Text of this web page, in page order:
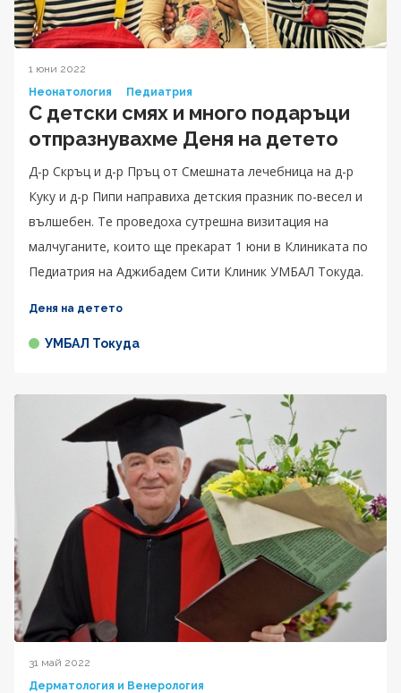
1 юни 2022
Неонатология
Педиатрия
С детски смях и много подаръци
отпразнувахме Деня на детето
Д-р Скръц и д-р Пръц от Смешната лечебница на д-р
Куку и д-р Пипи направиха детския празник по-весел и
вълшебен. Те проведоха сутрешна визитация на
малчуганите, които ще прекарат 1 юни в Клиниката по
Педиатрия на Аджибадем Сити Клиник УМБАЛ Токуда.
Деня на детето
УМБАЛ Токуда
31 май 2022
Дерматология и Венерология